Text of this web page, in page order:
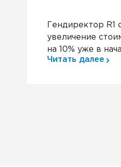
Гендиректор R1
увеличение
на 10% уже в
Читать далее